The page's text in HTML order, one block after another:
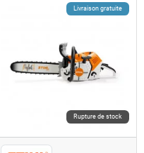
Livraison gratuite
Rupture de stock